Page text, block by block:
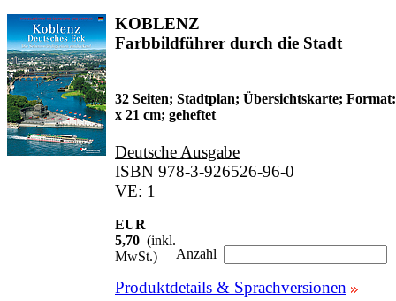
KOBLENZ
Farbbildführer durch die Stadt
32 Seiten; Stadtplan; Übersichtskarte;
x 21 cm; geheftet
Deutsche Ausgabe
ISBN 978-3-926526-96-0
VE: 1
EUR
5,70 (inkl.
MwSt.)
Anzahl
Produktdetails & Sprachversionen